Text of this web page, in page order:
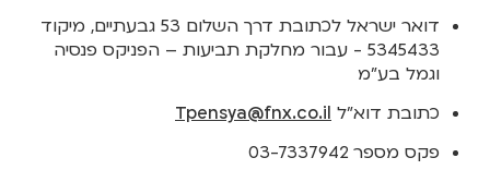
דואר ישראל לכתובת דרך השלום 53 גבעתיים, מיקוד
5345433 - עבור מחלקת תביעות – הפניקס פנסיה
וגמל בע"מ
כתובת דוא"ל Tpensya@fnx.co.il
פקס מספר 03-7337942